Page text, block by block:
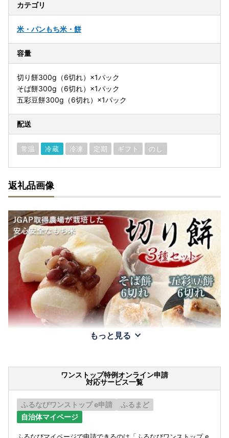
カテゴリ
米・パンもち米・餅
容量
切り餅300g（6切れ）×1パック
そば餅300g（6切れ）×1パック
五彩豆餅300g（6切れ）×1パック
配送
常温 冷蔵 冷凍 定期 ギフト のし
返礼品画像
もっと見る
ワンストップ特例オンライン申請
対応サービス一覧
ふるなびワンストップ e申請
ふるまど
自治体マイページ